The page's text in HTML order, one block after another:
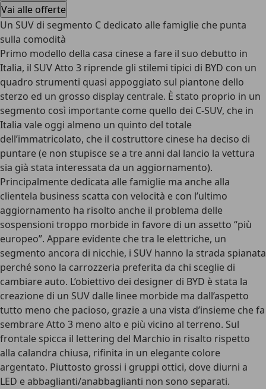
Vai alle offerte
Un SUV di segmento C dedicato alle famiglie che punta
sulla comodità
Primo modello della casa cinese a fare il suo debutto in
Italia, il SUV Atto 3 riprende gli stilemi tipici di BYD con un
quadro strumenti quasi appoggiato sul piantone dello
sterzo ed un grosso display centrale. È stato proprio in un
segmento così importante come quello dei C-SUV, che in
Italia vale oggi almeno un quinto del totale
dell’immatricolato, che il costruttore cinese ha deciso di
puntare (e non stupisce se a tre anni dal lancio la vettura
sia già stata interessata da un aggiornamento).
Principalmente dedicata alle famiglie ma anche alla
clientela business scatta con velocità e con l’ultimo
aggiornamento ha risolto anche il problema delle
sospensioni troppo morbide in favore di un assetto “più
europeo”. Appare evidente che tra le elettriche, un
segmento ancora di nicchie, i SUV hanno la strada spianata
perché sono la carrozzeria preferita da chi sceglie di
cambiare auto. L’obiettivo dei designer di BYD è stata la
creazione di un SUV dalle linee morbide ma dall’aspetto
tutto meno che pacioso, grazie a una vista d’insieme che fa
sembrare Atto 3 meno alto e più vicino al terreno. Sul
frontale spicca il lettering del Marchio in risalto rispetto
alla calandra chiusa, rifinita in un elegante colore
argentato. Piuttosto grossi i gruppi ottici, dove diurni a
LED e abbaglianti/anabbaglianti non sono separati.